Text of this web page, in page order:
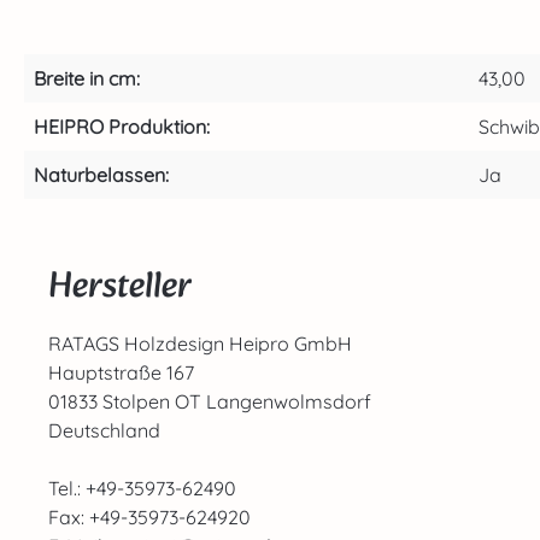
Breite in cm:
43,00
HEIPRO Produktion:
Naturbelassen:
Ja
Hersteller
RATAGS Holzdesign Heipro GmbH
Hauptstraße 167
01833 Stolpen OT Langenwolmsdorf
Deutschland
Tel.: +49-35973-62490
Fax: +49-35973-624920